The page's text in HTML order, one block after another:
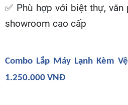
✅ Phù hợp với biệt thự, văn
showroom cao cấp
Combo Lắp Máy Lạnh Kèm
1.250.000 VNĐ